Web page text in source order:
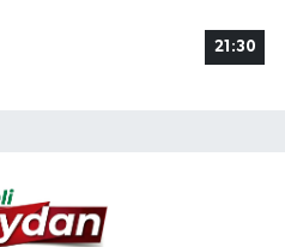
21:30